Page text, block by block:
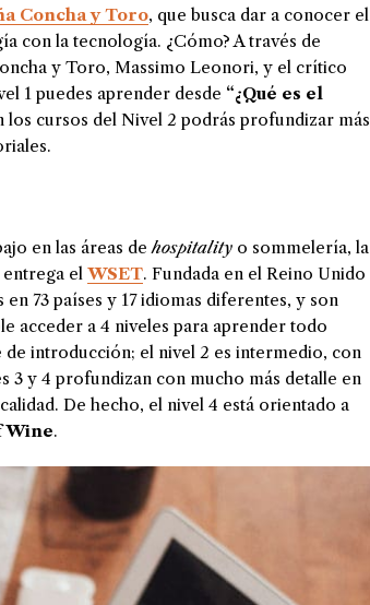
Concha y Toro, que busca dar a conocer el
con la tecnología. ¿Cómo? A través de
y Toro, Massimo Leonori, y el crítico
1 puedes aprender desde “¿Qué es el
los cursos del Nivel 2 podrás profundizar más
en las áreas dehospitality o sommelería, la
el WSET. Fundada en el Reino Unido
73 países y 17 idiomas diferentes, y son
acceder a 4 niveles para aprender todo
introducción; el nivel 2 es intermedio, con
3 y 4 profundizan con mucho más detalle en
De hecho, el nivel 4 está orientado a
Wine.